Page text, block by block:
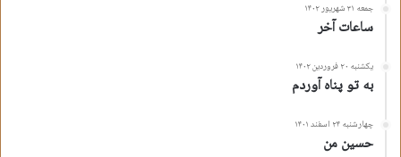
جمعه ۳۱ شهریور ۱۴۰۲
ساعات آخر
یکشنبه ۲۰ فروردین ۱۴۰۲
به تو پناه آوردم
چهارشنبه ۲۴ اسفند ۱۴۰۱
حسین من